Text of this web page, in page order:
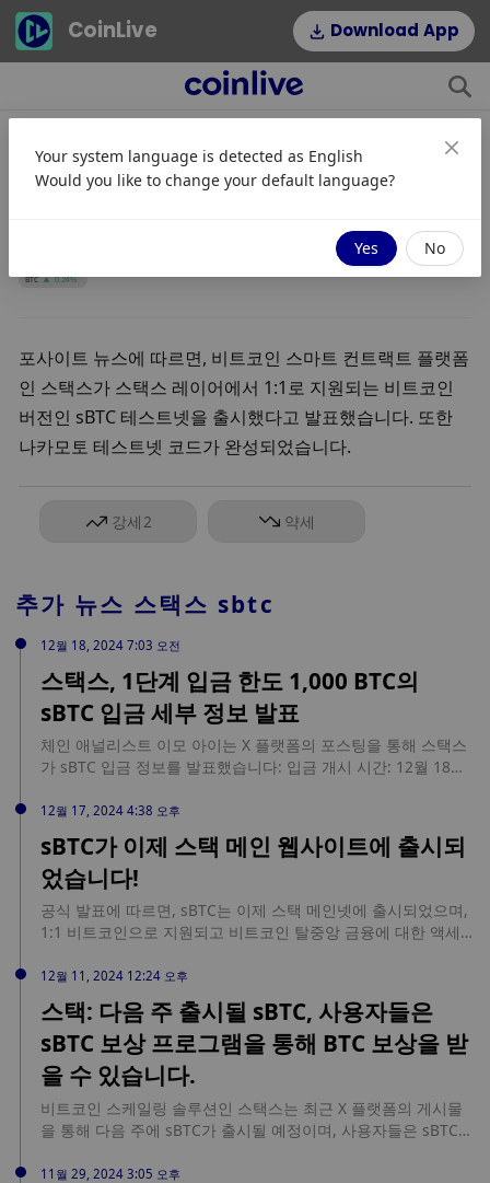
CoinLive Download App
스택스, sBTC 테스트넷 출시 및 나카
BTC 0.24%
포사이트 뉴스에 따르면, 비트코인 스마트 컨트랙트 플랫폼
인 스택스가 스택스 레이어에서 1:1로 지원되는 비트코인
버전인 sBTC 테스트넷을 출시했다고 발표했습니다. 또한
나카모토 테스트넷 코드가 완성되었습니다.
강세 2 약세
추가 뉴스 스택스 sbtc
12월 18, 2024 7:03 오전
스택스, 1단계 입금 한도 1,000 BTC의
sBTC 입금 세부 정보 발표
체인 애널리스트 이모 아이는 X 플랫폼의 포스팅을 통해 스택스
가 sBTC 입금 정보를 발표했습니다: 입금 개시 시간: 12월 18일
기본 APY: sBTC 보유에 대한 안정적인 APY는 5%입니다; 부가가
치 APY: 제스트 대출 마켓플레이스에 sBTC를 예치하여 이자를
받거나 비트플로우에서 채굴에 참여할 수 있는 LP를 제공하는 등
디파이를 사용하여 APY를 더 높일 수도 있으며, 이는 개인마다
포지션의 스냅샷을 찍고 2주마다 보상을 입금한 지갑 주소로 직
접 분배합니다.
12월 17, 2024 4:38 오후
sBTC가 이제 스택 메인 웹사이트에 출시되
었습니다!
공식 발표에 따르면, sBTC는 이제 스택 메인넷에 출시되었으며,
1:1 비트코인으로 지원되고 비트코인 탈중앙 금융에 대한 액세
12월 11, 2024 12:24 오후
스택: 다음 주 출시될 sBTC, 사용자들은
sBTC 보상 프로그램을 통해 BTC 보상을 받
을 수 있습니다.
비트코인 스케일링 솔루션인 스택스는 최근 X 플랫폼의 게시물
을 통해 다음 주에 sBTC가 출시될 예정이며, 사용자들은 sBTC에
수 있을 것이라고 예고한 바 있습니다.
11월 29, 2024 3:05 오후
Your system language is detected as English
Would you like to change your default language?
Yes No